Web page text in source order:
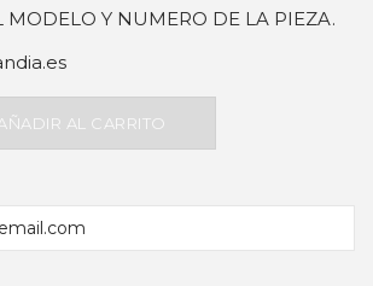
MODELO Y NUMERO DE LA PIEZA.
AL CARRITO